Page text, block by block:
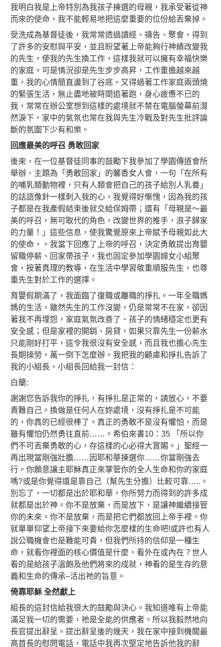
我明白我是上帝特別為我孩子揀選的母親，我承受著從神
而來的使命，我不能輕易地把這麼重要的位份給丟棄掉。
受洗成為基督徒後，我常常透過讀經、禱告、聚會，得到
了許多的安慰與平安，並且盼望著上帝能夠行神績改變我
的先生，使我的先生換工作，這樣我就可以擁有幸福快樂
的家庭。可是情況卻是先生步步高昇，工作重擔越來越
重，我的心情簡直盪到了谷底，又得過著工作家庭兩頭燒
的緊張生活，無止盡地被時間追著跑，身心疲憊不已的
我，常常在辦公室想到這樣的處境就不禁在電腦螢幕前潸
然淚下，家中的氣氛也常在我與先生冷戰及對先生批評論
斷的氛圍下少有和樂。
回應最美的呼召 勇敢回家
後來，在一位基督徒同事的鼓勵下我參加了學園傳道會所
舉辦、主題為「勇敢回家」的馨香女人會，一句「在所有
的哺乳類動物裡，只有人類會把自己的孩子給別人乳養」
的話語像針一樣刺入我的心，我覺得好慚愧，因為我的孩
子都是在我產假結束後就交給保姆帶；還有「母親是～最
美的呼召，無可取代的角色，改變世界的推手，浪子歸家
的力量！」這些信息，使我驚覺原來上帝賦予母親如此大
的使命，。我當下回應了上帝的呼召，決定勇敢提出育嬰
留職停薪、回家帶孩子，我也固定參加學園婦女小組聚
會，按著真理的教導，在生活中學習敬重順服先生，也尊
重先生對於工作的選擇。
育嬰假期滿了，我面臨了復職或離職的掙扎。一年全職媽
媽的生活，雖然先生的工作沒變，仍是常常不在家，卻因
著我不再埋怨，家庭氣氛改善了、孩子的情緒穩定也更有
安全感；但是家裡的開銷、房貸，如果只靠先生一份薪水
只能剛好打平，這令我很沒有安全感，而且我也擔心先生
長期操勞，萬一倒下怎麼辦。我把我的顧慮和掙扎告訴了
我的小組長，小組長回給我一封信：
白蘭:
謝謝您告訴我你的掙扎，有掙扎是正常的，請放心，不要
責難自己。換做是任何人在妳處境，沒有掙扎是不可能
的，你真的已經很棒了。真正的勇敢不是沒有懼怕，而是
雖有懼怕仍然勇往直前……。希伯來書10：35 「所以你
們不可丟棄勇敢的心，存這樣的心必得大賞賜。」聖經一
再出現當剛強壯膽……因耶和華揀選你……你當剛強去
行。你願意讓主耶穌真正來掌管你的全人生命和你的家庭
嗎?或是你覺得還是靠自己（幫先生分擔）比較可靠…..。
別忘了，一切都是出於耶和華，你所努力而得到的許多成
就都是出於神。你不是放棄，而是放下，是讓神繼續接管
你的未來。你不是放棄，而是把它們都放回上帝手裡。你
就單單仰望上帝接下來要給你怎麼樣的生命吧!或許也有人
說公職機會也是難能可貴，但我們所持的信仰是一種生
命，就看你裡面的核心價值是什麼，看外在或內在？世人
看的是給孩子溫飽及他們將來的成就，神看的是生存的意
義和生命的傳承–活出祂的旨意。
倚靠耶穌 全然獻上
組長的這封信給我很大的鼓勵與決心。我知道唯有上帝能
滿足我一切的需要，祂是全能的供應者。所以我毅然地向
長官提出辭呈。提出辭呈後的幾天，我在家中接到機關最
高首長的慰問電話，電話中我再次堅定地告訴他我的辭